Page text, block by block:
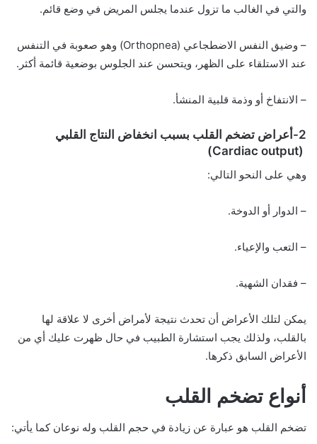
والتي في الغالب ما تزول عندما يجلس المريض في وضع قائم.
– وضيق النفس الاضطجاعي (Orthopnea) وهو صعوبة في التنفس
عند الاستلقاء على الظهر، ويتحسن عند الجلوس بوضعية قائمة أكثر.
– الانتفاخ أو وذمة قلبية المنشأ.
2-أعراض تضخم القلب بسبب انخفاض النتاج القلبي
(Cardiac output)
وهي على النحو التالي:
– الدوار أو الدوخة.
– التعب والإعياء.
– فقدان الشهية.
يمكن لتلك الأعراض أن تحدث نتيجة لأمراض أخرى لا علاقة لها
بالقلب، ولذلك يجب استشارة الطبيب في حال ظهرت عليك أي من
الأعراض السابق ذكرها.
أنواع تضخم القلب
تضخم القلب هو عبارة عن زيادة في حجم القلب وله نوعان كما يأتي: